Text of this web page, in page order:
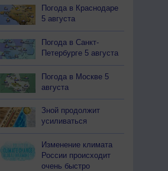
Погода в Краснодаре
5 августа
Погода в Санкт-
Петербурге 5 августа
Погода в Москве 5
августа
Зной продолжит
усиливаться
Изменение климата
России происходит
очень быстро